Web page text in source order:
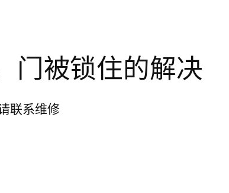
门被锁住的解决